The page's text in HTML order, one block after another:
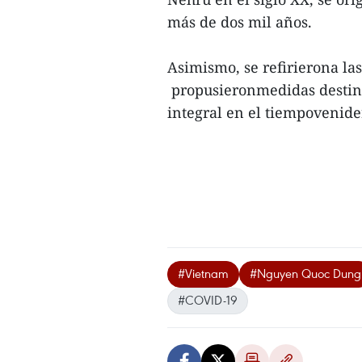
más de dos mil años.
Asimismo, se refirierona
propusieronmedidas
integral en el
#Vietnam
#Nguyen Quoc Dung
#COVID-19